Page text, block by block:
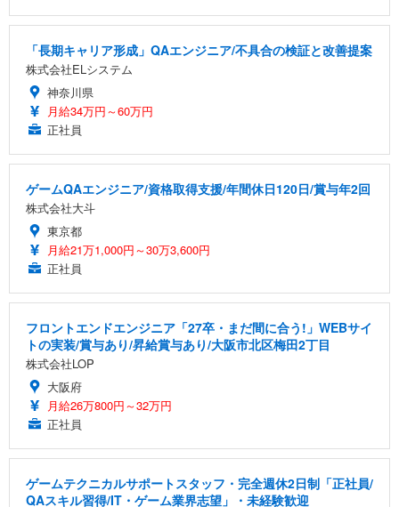
「長期キャリア形成」QAエンジニア/不具合の検証と改善提案
株式会社ELシステム
神奈川県
月給34万円～60万円
正社員
ゲームQAエンジニア/資格取得支援/年間休日120日/賞与年2回
株式会社大斗
東京都
月給21万1,000円～30万3,600円
正社員
フロントエンドエンジニア「27卒・まだ間に合う!」WEBサイ
トの実装/賞与あり/昇給賞与あり/大阪市北区梅田2丁目
株式会社LOP
大阪府
月給26万800円～32万円
正社員
ゲームテクニカルサポートスタッフ・完全週休2日制「正社員/
QAスキル習得/IT・ゲーム業界志望」・未経験歓迎